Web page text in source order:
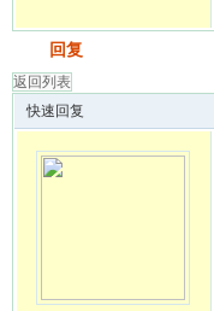
回复
返回列表
快速回复